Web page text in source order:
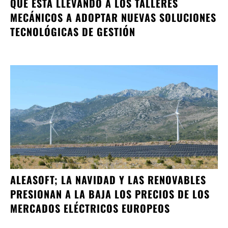
MECÁNICOS A ADOPTAR NUEVAS SOLUCIONES
TECNOLÓGICAS DE GESTIÓN
ALEASOFT; LA NAVIDAD Y LAS RENOVABLES
PRESIONAN A LA BAJA LOS PRECIOS DE LOS
MERCADOS ELÉCTRICOS EUROPEOS